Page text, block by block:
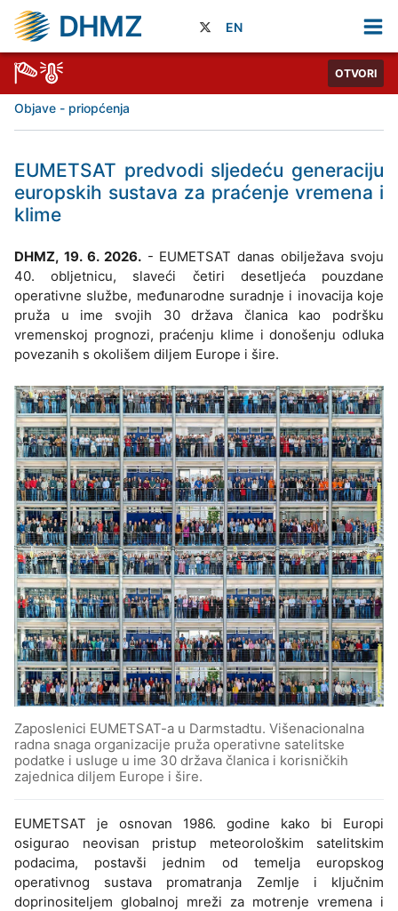
DHMZ EN
OTVORI
Objave - priopćenja
EUMETSAT predvodi sljedeću generaciju
europskih sustava za praćenje vremena i
klime
DHMZ, 19. 6. 2026.- EUMETSAT danas obilježava svoju
40. obljetnicu, slaveći četiri desetljeća pouzdane
operativne službe, međunarodne suradnje i inovacija koje
pruža u ime svojih 30 država članica kao podršku
vremenskoj prognozi, praćenju klime i donošenju odluka
povezanih s okolišem diljem Europe i šire.
Zaposlenici EUMETSAT-a u Darmstadtu. Višenacionalna
radna snaga organizacije pruža operativne satelitske
podatke i usluge u ime 30 država članica i korisničkih
zajednica diljem Europe i šire.
EUMETSAT je osnovan 1986. godine kako bi Europi
osigurao neovisan pristup meteorološkim satelitskim
podacima, postavši jednim od temelja europskog
operativnog sustava promatranja Zemlje i ključnim
doprinositeljem globalnoj mreži za motrenje vremena i